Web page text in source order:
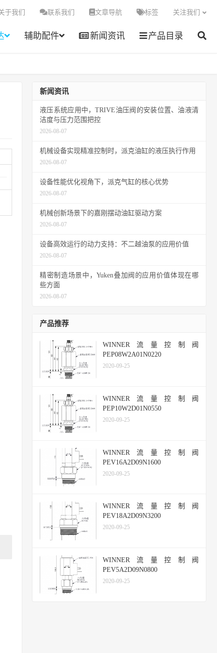
辅助配件 新闻资讯 产品目录
于我们 联系我们 文章导航 标签 关注我们
新闻资讯
液压系统应用中，TRIVE油压阀的安装位置、油液清
洁度与压力范围把控
2026-08-07
机械设备实现精准控制时，派克油缸的液压执行作用
2026-08-07
设备性能优化视角下，派克气缸的核心优势
2026-08-07
机械创新场景下的嘉刚摆动油缸驱动方案
2026-08-07
设备高效运行的动力支持：不二越油泵的应用价值
2026-08-07
精密制造场景中，Yuken叠加阀的应用价值体现在哪
些方面
2026-08-07
产品推荐
WINNER流量控制阀
PEP08W2A01N0220
2020-09-25
WINNER流量控制阀
PEP10W2D01N0550
2020-09-25
WINNER流量控制阀
PEV16A2D09N1600
2020-09-25
WINNER流量控制阀
PEV18A2D09N3200
2020-09-25
WINNER流量控制阀
PEV5A2D09N0800
2020-09-25